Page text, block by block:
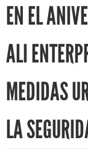
EN EL
ALI
MEDIDAS
LA